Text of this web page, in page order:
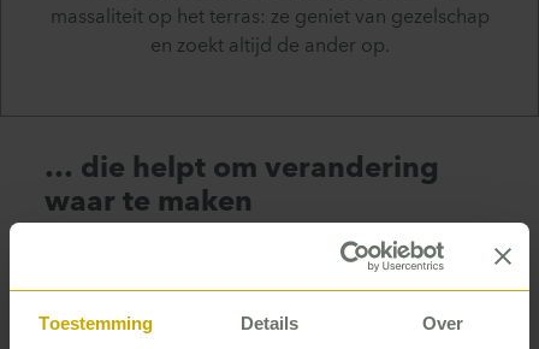
Toestemming Details Over
massaliteit op het terras: ze geniet van gezelschap
en zoekt altijd de ander op.
… die helpt om verandering
waar te maken
Geef Stephanie een organisatievraagstuk, en ze
verbeteren van in-, door- en uitstroom, om de